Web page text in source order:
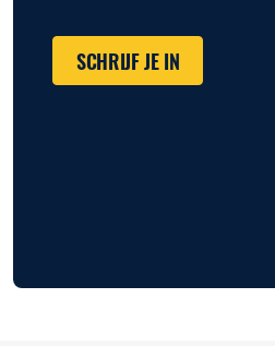
SCHRIJF JE IN